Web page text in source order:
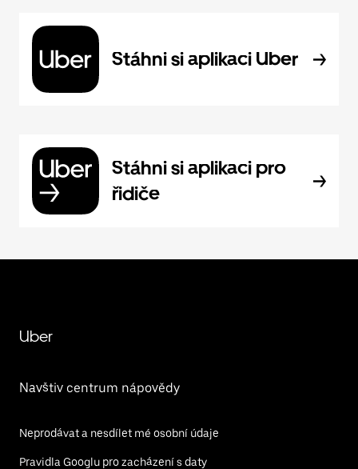
Stáhni si aplikaci Uber
Stáhni si aplikaci pro
řidiče
Uber
Navštiv centrum nápovědy
Neprodávat a nesdílet mé osobní údaje
Pravidla Googlu pro zacházení s daty